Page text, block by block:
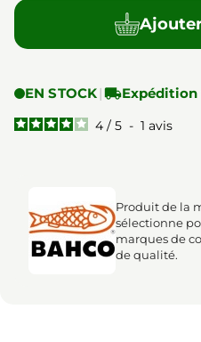
EN STOCK |Expédition
4 / 5 - 1 avis
Produit de la
sélectionne
marques de
de qualité.